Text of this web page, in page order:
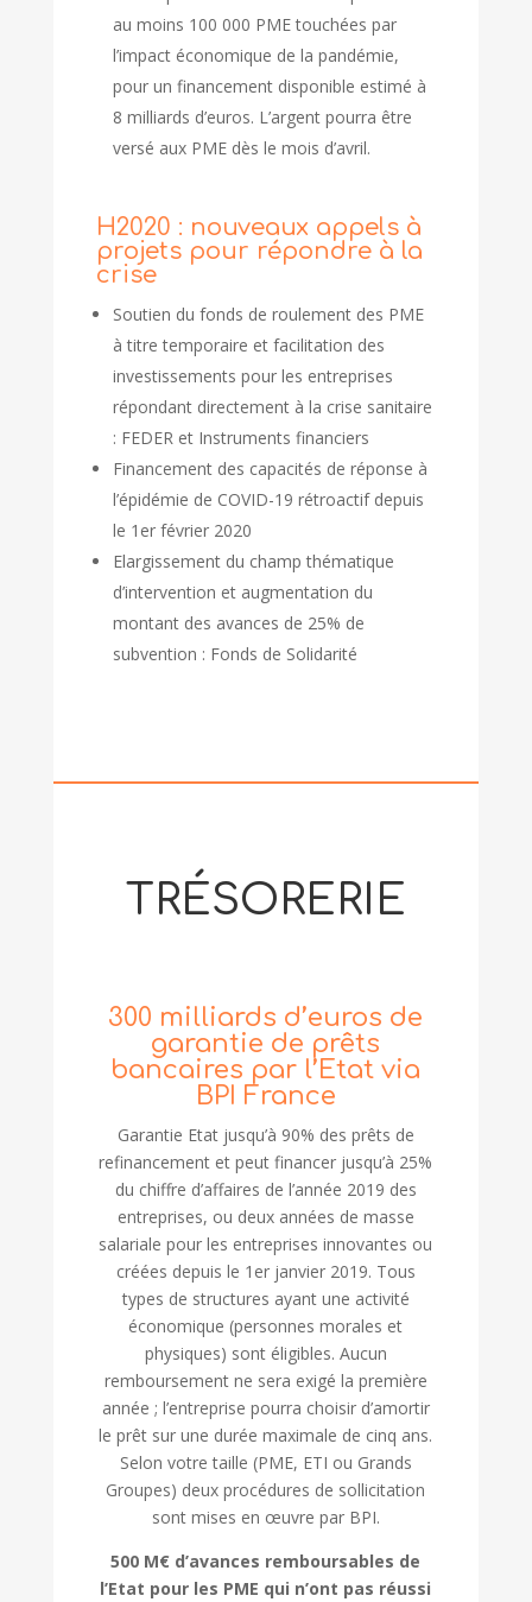
au moins 100 000 PME touchées par
l’impact économique de la pandémie,
pour un financement disponible estimé à
8 milliards d’euros. L’argent pourra être
versé aux PME dès le mois d’avril.
H2020 : nouveaux appels à
projets pour répondre à la
crise
Soutien du fonds de roulement des PME
à titre temporaire et facilitation des
investissements pour les entreprises
répondant directement à la crise sanitaire
: FEDER et Instruments financiers
Financement des capacités de réponse à
l’épidémie de COVID-19 rétroactif depuis
le 1er février 2020
Elargissement du champ thématique
d’intervention et augmentation du
montant des avances de 25% de
subvention : Fonds de Solidarité
TRÉSORERIE
300 milliards d’euros de
garantie de prêts
bancaires par l’Etat via
BPI France
Garantie Etat jusqu’à 90% des prêts de
refinancement et peut financer jusqu’à 25%
du chiffre d’affaires de l’année 2019 des
entreprises, ou deux années de masse
salariale pour les entreprises innovantes ou
créées depuis le 1er janvier 2019. Tous
types de structures ayant une activité
économique (personnes morales et
physiques) sont éligibles. Aucun
remboursement ne sera exigé la première
année ; l’entreprise pourra choisir d’amortir
le prêt sur une durée maximale de cinq ans.
Selon votre taille (PME, ETI ou Grands
Groupes) deux procédures de sollicitation
sont mises en œuvre par BPI.
500 M€ d’avances remboursables de
l’Etat pour les PME qui n’ont pas réussi